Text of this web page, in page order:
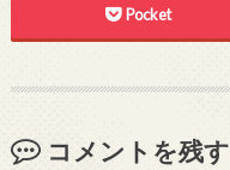
Pocket
コメントを残す